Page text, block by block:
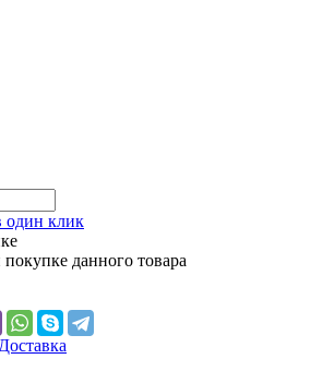
один клик
данного товара
Доставка